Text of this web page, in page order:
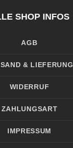
SHOP INFOS
AGB
& LIEFERUNG
WIDERRUF
ZAHLUNGSART
IMPRESSUM